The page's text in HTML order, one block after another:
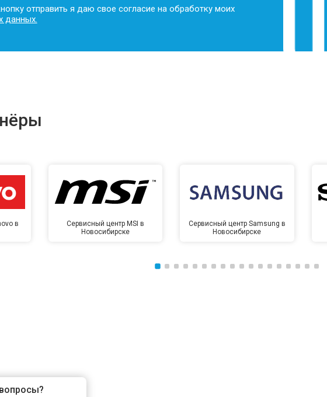
отправить я даю свое согласие на обработку моих
данных.
в
Сервисный центр MSI в
Новосибирске
Сервисный центр Samsung в
Новосибирске